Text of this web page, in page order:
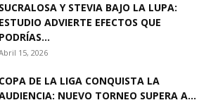
SUCRALOSA Y STEVIA BAJO LA LUPA:
ESTUDIO ADVIERTE EFECTOS QUE
PODRÍAS...
15, 2026
COPA DE LA LIGA CONQUISTA LA
NUEVO TORNEO SUPERA A...